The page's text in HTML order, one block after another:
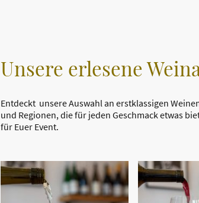
Unsere erlesene
Entdeckt unsere Auswahl an erstklassigen
und Regionen, die für jeden Geschmack etwas
für Euer Event.